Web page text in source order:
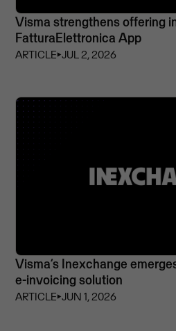
Visma strengthens offering
FatturaElettronica App
ARTICLE⏵JUL 2, 2026
Visma’s Inexchange
e-invoicing solution
ARTICLE⏵JUN 1, 2026